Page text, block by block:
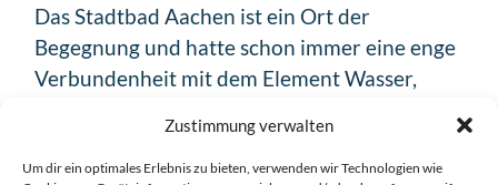
Zustimmung verwalten
Um dir ein optimales Erlebnis zu bieten, verwenden wir Technologien wie
Das Stadtbad Aachen ist ein Ort der
Begegnung und hatte schon immer eine enge
Verbundenheit mit dem Element Wasser,
Veranstaltung am 22.03.2020, dem
Weltwassertag statt!!!🥳